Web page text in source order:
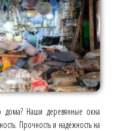
дома? Наши деревянные окна
Прочность и надёжность на